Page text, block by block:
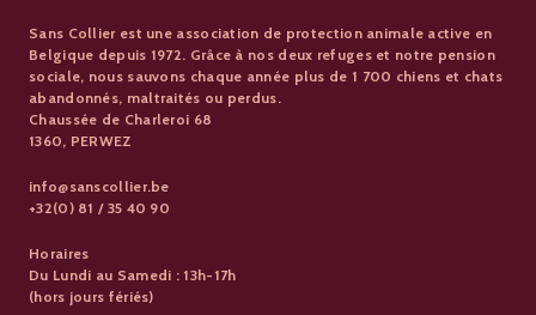
Sans Collier est une association de protection animale active en
Belgique depuis 1972. Grâce à nos deux refuges et notre pension
sociale, nous sauvons chaque année plus de 1 700 chiens et chats
abandonnés, maltraités ou perdus.
Chaussée de Charleroi 68
1360, PERWEZ
info@sanscollier.be
+32(0) 81 / 35 40 90
Horaires
Du Lundi au Samedi : 13h-17h
(hors jours fériés)